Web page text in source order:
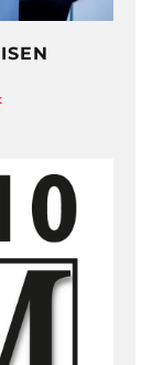
SINN?